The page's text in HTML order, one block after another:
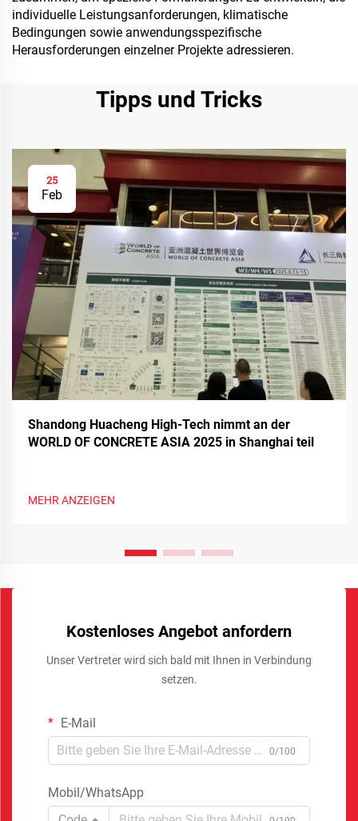
individuelle Leistungsanforderungen, klimatische
Bedingungen sowie anwendungsspezifische
Herausforderungen einzelner Projekte adressieren.
Tipps und Tricks
25
Feb
Shandong Huacheng High-Tech nimmt an der
WORLD OF CONCRETE ASIA 2025 in Shanghai teil
MEHR ANZEIGEN
Kostenloses Angebot anfordern
Unser Vertreter wird sich bald mit Ihnen in Verbindung
setzen.
E-Mail
0/100
Mobil/WhatsApp